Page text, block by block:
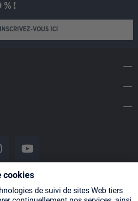
% !
INSCRIVEZ-VOUS ICI